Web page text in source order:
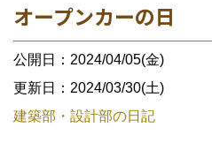
オープンカーの日
公開日：2024/04/05(金)
更新日：2024/03/30(土)
建築部・設計部の日記